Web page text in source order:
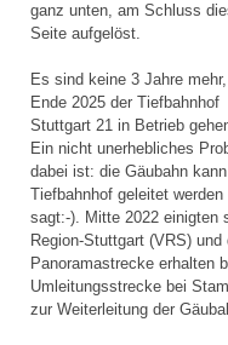
ganz unten, am Schluss
Seite aufgelöst.
Es sind keine 3 Jahre
Ende 2025 der Tiefbahnhof
Stuttgart 21 in Betrieb
Ein nicht unerhebliches
dabei ist: die Gäubahn
Tiefbahnhof geleitet
sagt:-). Mitte 2022 einigten
Region-Stuttgart (VRS)
Panoramastrecke erhalten
Umleitungsstrecke bei
zur Weiterleitung der